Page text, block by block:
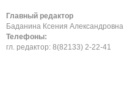
Главный редактор
Баданина Ксения Александровна
Телефоны:
гл. редактор: 8(82133) 2-22-41